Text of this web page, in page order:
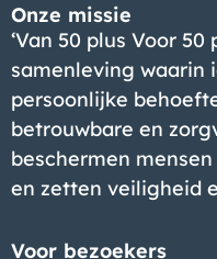
Onze missie
‘Van 50 plus Voor 50
samenleving waarin
persoonlijke
betrouwbare en
beschermen
en zetten veiligheid
Voor bezoekers